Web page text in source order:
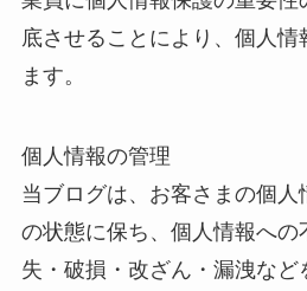
底させることにより、個人情
ます。
個人情報の管理
当ブログは、お客さまの個
の状態に保ち、個人情報への
失・破損・改ざん・漏洩など